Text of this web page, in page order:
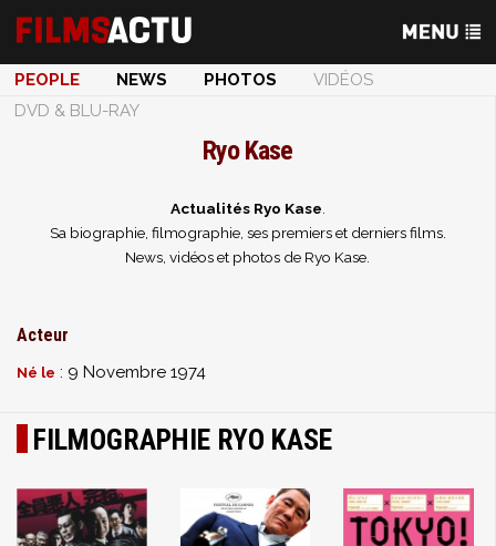
PEOPLE NEWS PHOTOS
VIDÉOS
DVD & BLU-RAY
Ryo Kase
Actualités Ryo Kase
Sa biographie, filmographie, ses premiers et derniers films.
News, vidéos et photos de Ryo Kase.
Acteur
Né le : 9 Novembre 1974
FILMOGRAPHIE RYO KASE